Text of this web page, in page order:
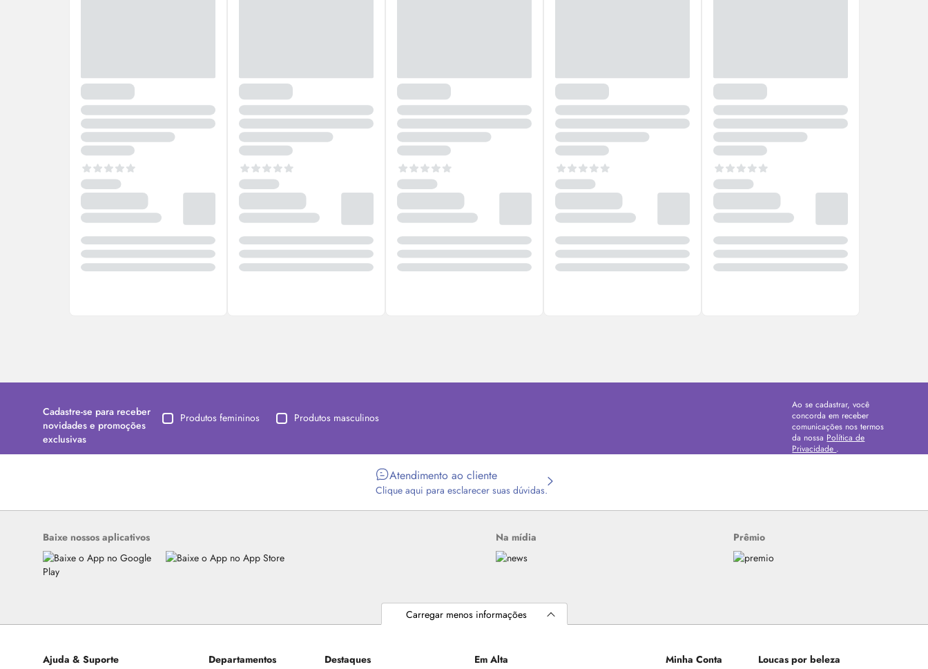
Cadastre-se para receber
novidades e promoções
exclusivas
Produtos femininos Produtos masculinos
Ao se cadastrar, você
concorda em receber
comunicações nos termos
da nossa Política de
Privacidade .
Atendimento ao cliente
Clique aqui para esclarecer suas dúvidas.
Baixe nossos aplicativos Na mídia Prêmio
Carregar menos informações
Ajuda & Suporte
Departamentos
Destaques
Em Alta
Minha Conta
Loucas por beleza